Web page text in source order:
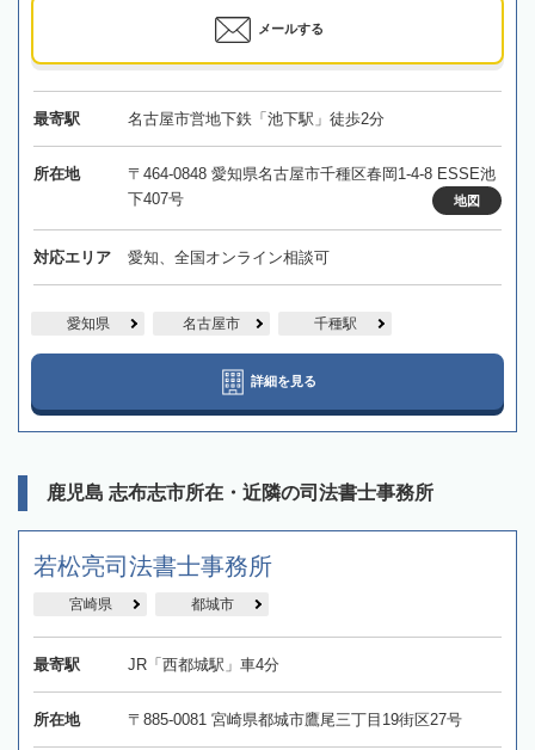
メールする
最寄駅 名古屋市営地下鉄「池下駅」徒歩2分
所在地
〒464-0848 愛知県名古屋市千種区春岡1-4-8 ESSE池
下407号
地図
対応エリア 愛知、全国オンライン相談可
愛知県 名古屋市 千種駅
詳細を見る
鹿児島 志布志市所在・近隣の司法書士事務所
若松亮司法書士事務所
宮崎県 都城市
最寄駅 JR「西都城駅」車4分
所在地 〒885-0081 宮崎県都城市鷹尾三丁目19街区27号